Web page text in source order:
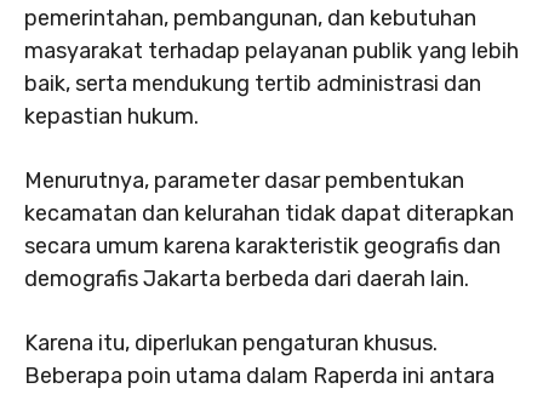
pemerintahan, pembangunan, dan kebutuhan
masyarakat terhadap pelayanan publik yang lebih
baik, serta mendukung tertib administrasi dan
kepastian hukum.
Menurutnya, parameter dasar pembentukan
kecamatan dan kelurahan tidak dapat diterapkan
secara umum karena karakteristik geografis dan
demografis Jakarta berbeda dari daerah lain.
Karena itu, diperlukan pengaturan khusus.
Beberapa poin utama dalam Raperda ini antara